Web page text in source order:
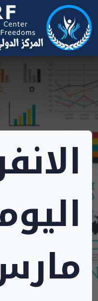
مارس